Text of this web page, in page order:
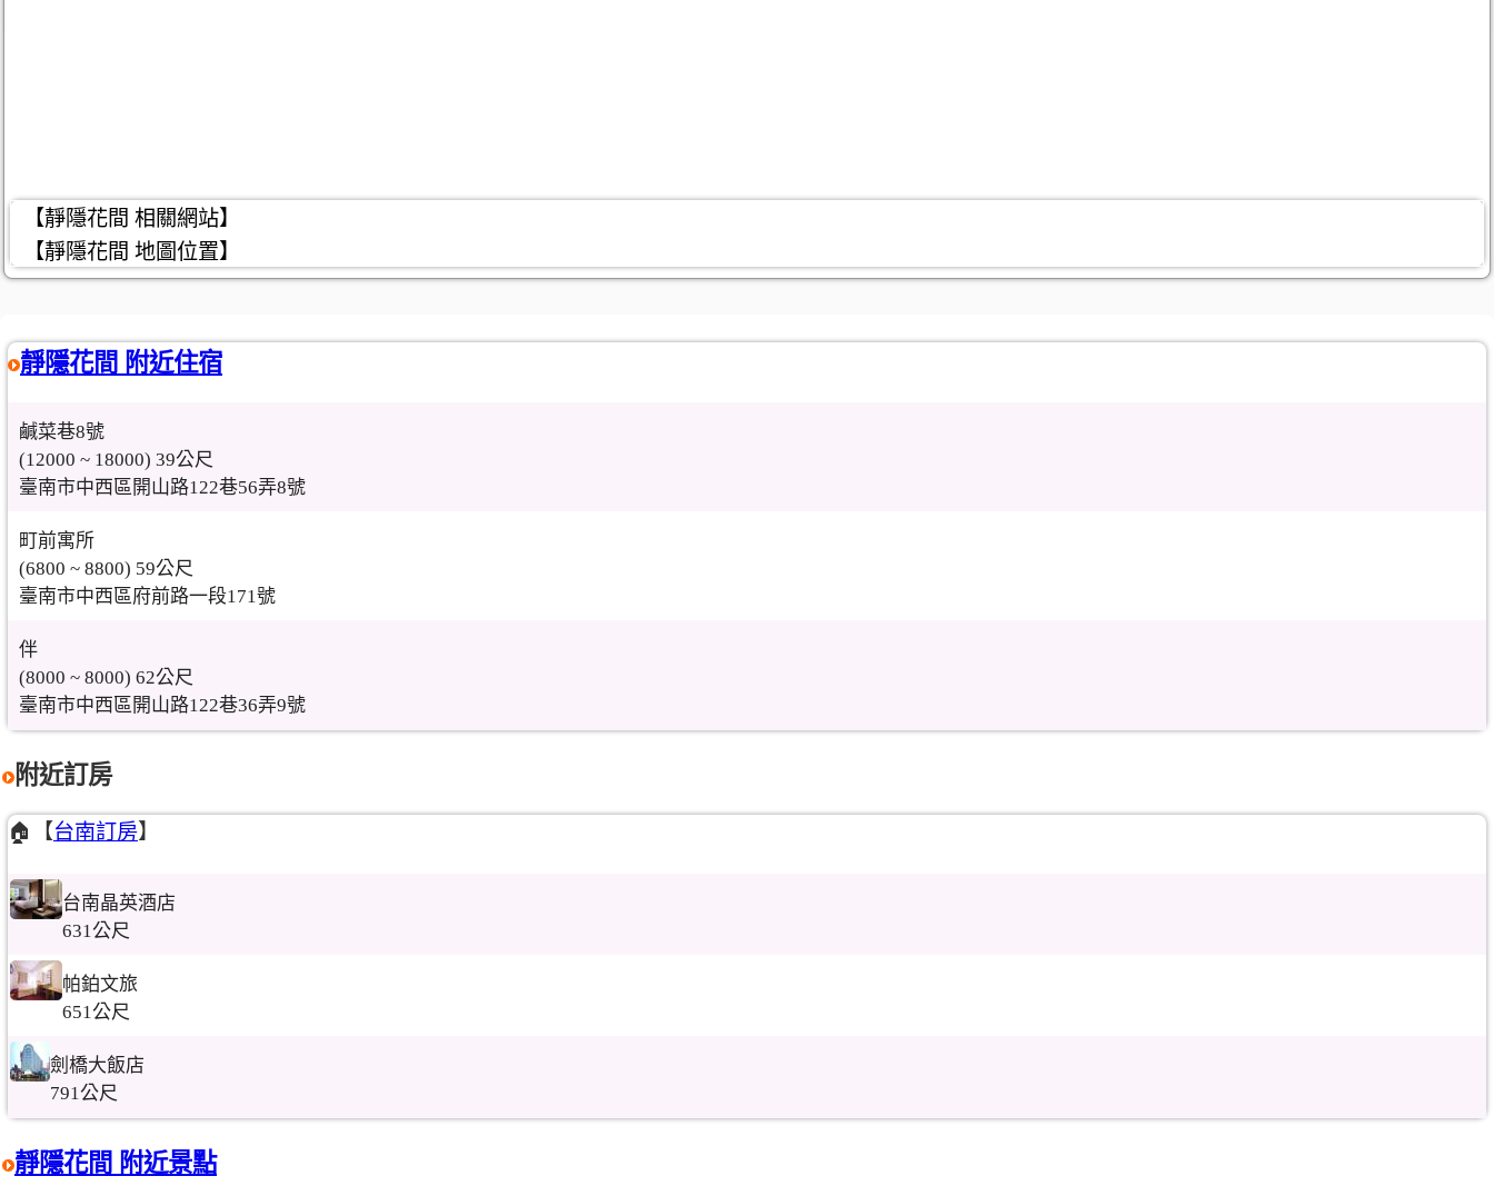
【靜隱花間 相關網站】
【靜隱花間 地圖位置】
靜隱花間 附近住宿
鹹菜巷8號
(12000 ~ 18000) 39公尺
臺南市中西區開山路122巷56弄8號
町前寓所
(6800 ~ 8800) 59公尺
臺南市中西區府前路一段171號
伴
(8000 ~ 8000) 62公尺
臺南市中西區開山路122巷36弄9號
附近訂房
🏠【台南訂房】
台南晶英酒店
631公尺
帕鉑文旅
651公尺
劍橋大飯店
791公尺
靜隱花間 附近景點